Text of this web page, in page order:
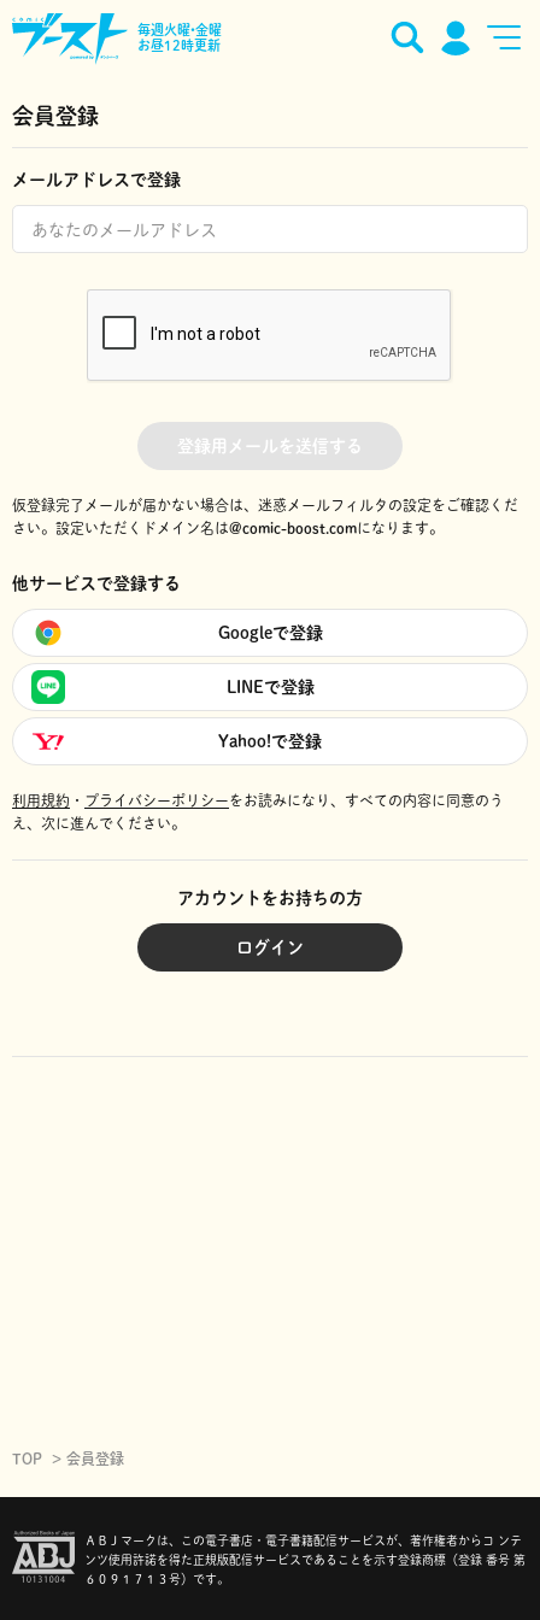
毎週火曜•金曜
お昼12時更新
会員登録
メールアドレスで登録
登録用メールを送信する
仮登録完了メールが届かない場合は、迷惑メールフィルタの設定をご確認くだ
さい。 設定いただくドメイン名は@comic-boost.comになります。
他サービスで登録する
Googleで登録
LINEで登録
Yahoo!で登録
利用規約 ・ プライバシーポリシーをお読みになり、 すべての内容に同意のう
え、次に進んでください。
アカウントをお持ちの方
ログイン
TOP 会員登録
ＡＢＪマークは、この電子書店・電子書籍配信サービスが、著作権者からコ ンテ
ンツ使用許諾を得た正規版配信サービスであることを示す登録商標（登録 番号 第
６０９１７１３号）です。